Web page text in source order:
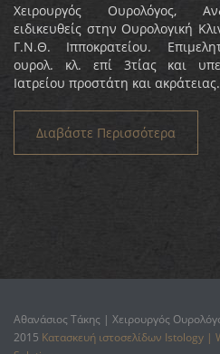
Χειρουργός Ουρολόγος,
ειδικευθείς στην Ουρολογική
Γ.Ν.Θ. Ιπποκρατείου.
ουρολ. κλ. επί 3τίας και
Ιατρείου προστάτη και
Διαβάστε Περισσότερα
Αθανάσιος Τάκης | Χειρουργός
2015 Κατασκευή ιστοσελίδων Istology |